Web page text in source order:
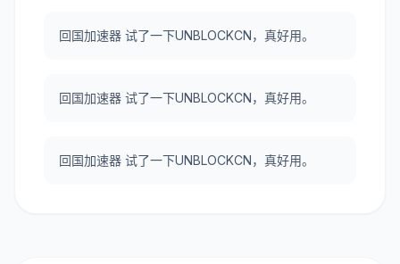
回国加速器 试了一下UNBLOCKCN，真好用。
回国加速器 试了一下UNBLOCKCN，真好用。
回国加速器 试了一下UNBLOCKCN，真好用。